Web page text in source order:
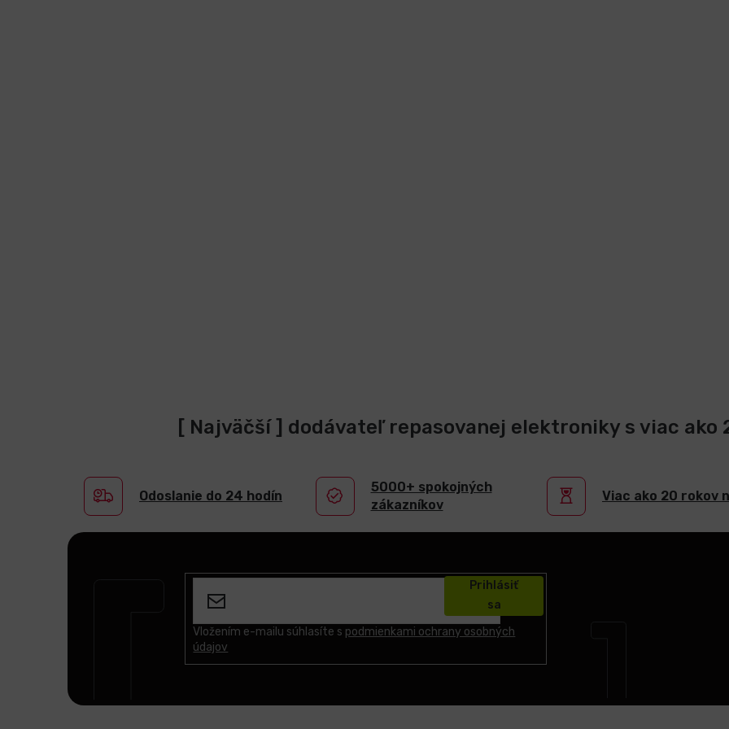
[ Najväčší ] dodávateľ repasovanej elektroniky s viac
Odoslanie do 24 hodín
5000+ spokojných
zákazníkov
Viac ako 20 rokov
Vložením e-mailu súhlasíte s podmienkami ochrany osobných
údajov
Prihlásiť
sa